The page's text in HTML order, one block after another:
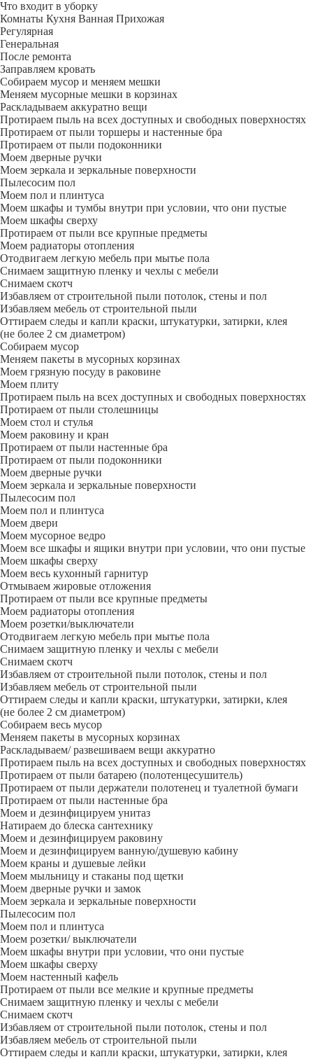
Что входит в уборку
Регу­лярная
Гене­ральная
После ремонта
Заправляем кровать
Собираем мусор и меняем мешки
Меняем мусорные мешки в корзинах
Раскладываем аккуратно вещи
Протираем пыль на всех доступных и свободных поверхностях
Протираем от пыли торшеры и настенные бра
Протираем от пыли подоконники
Моем дверные ручки
Моем зеркала и зеркальные поверхности
Пылесосим пол
Моем пол и плинтуса
Моем шкафы и тумбы внутри при условии, что они пустые
Моем шкафы сверху
Протираем от пыли все крупные предметы
Моем радиаторы отопления
Отодвигаем легкую мебель при мытье пола
Снимаем защитную пленку и чехлы с мебели
Снимаем скотч
Избавляем от строительной пыли потолок, стены и пол
Избавляем мебель от строительной пыли
Оттираем следы и капли краски, штукатурки, затирки, клея
(не более 2 см диаметром)
Собираем мусор
Меняем пакеты в мусорных корзинах
Моем грязную посуду в раковине
Моем плиту
Протираем пыль на всех доступных и свободных поверхностях
Протираем от пыли столешницы
Моем стол и стулья
Моем раковину и кран
Протираем от пыли настенные бра
Протираем от пыли подоконники
Моем дверные ручки
Моем зеркала и зеркальные поверхности
Пылесосим пол
Моем пол и плинтуса
Моем двери
Моем мусорное ведро
Моем все шкафы и ящики внутри при условии, что они пустые
Моем шкафы сверху
Моем весь кухонный гарнитур
Отмываем жировые отложения
Протираем от пыли все крупные предметы
Моем радиаторы отопления
Моем розетки/выключатели
Отодвигаем легкую мебель при мытье пола
Снимаем защитную пленку и чехлы с мебели
Снимаем скотч
Избавляем от строительной пыли потолок, стены и пол
Избавляем мебель от строительной пыли
Оттираем следы и капли краски, штукатурки, затирки, клея
(не более 2 см диаметром)
Собираем весь мусор
Меняем пакеты в мусорных корзинах
Раскладываем/ развешиваем вещи аккуратно
Протираем пыль на всех доступных и свободных поверхностях
Протираем от пыли батарею (полотенцесушитель)
Протираем от пыли держатели полотенец и туалетной бумаги
Протираем от пыли настенные бра
Моем и дезинфицируем унитаз
Натираем до блеска сантехнику
Моем и дезинфицируем раковину
Моем и дезинфицируем ванную/душевую кабину
Моем краны и душевые лейки
Моем мыльницу и стаканы под щетки
Моем дверные ручки и замок
Моем зеркала и зеркальные поверхности
Пылесосим пол
Моем пол и плинтуса
Моем розетки/ выключатели
Моем шкафы внутри при условии, что они пустые
Моем шкафы сверху
Моем настенный кафель
Протираем от пыли все мелкие и крупные предметы
Снимаем защитную пленку и чехлы с мебели
Снимаем скотч
Избавляем от строительной пыли потолок, стены и пол
Избавляем мебель от строительной пыли
Оттираем следы и капли краски, штукатурки, затирки, клея